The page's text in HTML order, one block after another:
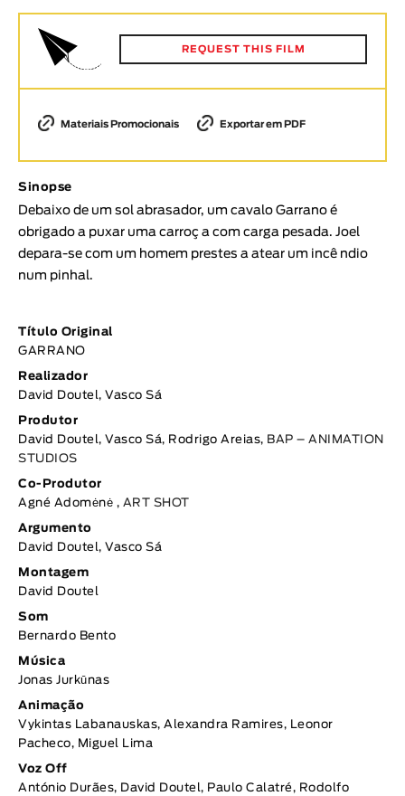
Animar
DURAÇÃO
< / >
GÉNERO
Ficção
Animação
Documentário
Tópicos selecionados
REQUEST THIS FILM
Materiais Promocionais Exportar em PDF
Sinopse
Debaixo de um sol abrasador, um cavalo Garrano é
obrigado a puxar uma carroç a com carga pesada. Joel
depara-se com um homem prestes a atear um incê ndio
num pinhal.
Título Original
GARRANO
Realizador
David Doutel, Vasco Sá
Produtor
David Doutel, Vasco Sá, Rodrigo Areias, BAP – ANIMATION
STUDIOS
Co-Produtor
Agné Adomėnė , ART SHOT
Argumento
David Doutel, Vasco Sá
Montagem
David Doutel
Som
Bernardo Bento
Música
Jonas Jurkūnas
Animação
Vykintas Labanauskas, Alexandra Ramires, Leonor
Pacheco, Miguel Lima
Voz Off
António Durães, David Doutel, Paulo Calatré, Rodolfo